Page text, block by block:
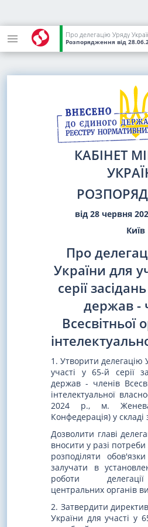
Розпорядження від
КАБІНЕТ
від 28 червня
Київ
Про
України для
серії
держав -
Всесвітньої
1. Утворити делегацію
участі у 65-й серії
держав - членів
інтелектуальної
2024 р., м.
Конфедерація) у складі
Дозволити главі
вносити у разі потреби
розподіляти
залучати в
роботи
центральних органів
2. Затвердити
України для участі у